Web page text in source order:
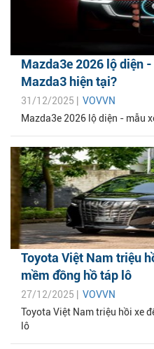
Mazda3e 2026 lộ diện
Mazda3 hiện tại?
31/12/2025 | VOVVN
Mazda3e 2026 lộ diện - mẫu
Toyota Việt Nam triệu
mềm đồng hồ táp lô
27/12/2025 | VOVVN
Toyota Việt Nam triệu hồi xe
lô